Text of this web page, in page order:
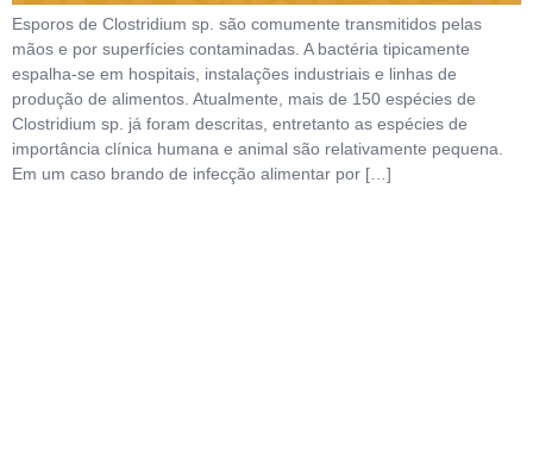
Esporos de Clostridium sp. são comumente transmitidos pelas
mãos e por superfícies contaminadas. A bactéria tipicamente
espalha-se em hospitais, instalações industriais e linhas de
produção de alimentos. Atualmente, mais de 150 espécies de
Clostridium sp. já foram descritas, entretanto as espécies de
importância clínica humana e animal são relativamente pequena.
Em um caso brando de infecção alimentar por […]